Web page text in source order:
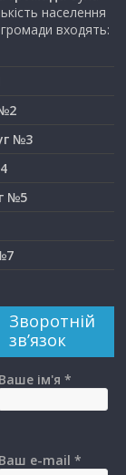
населення
входять:
№3
№5
Зворотній
зв’язок
Ваше ім'я *
Ваш e-mail *